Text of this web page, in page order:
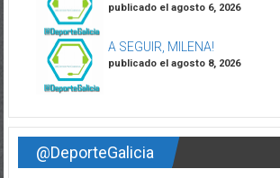
publicado el agosto 6, 2026
A SEGUIR, MILENA!
publicado el agosto 8, 2026
@DeporteGalicia